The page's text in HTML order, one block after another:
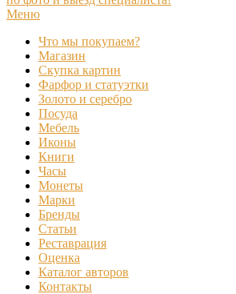
Меню
Что мы покупаем?
Магазин
Скупка картин
Фарфор и статуэтки
Золото и серебро
Посуда
Мебель
Иконы
Книги
Часы
Монеты
Марки
Бренды
Статьи
Реставрация
Оценка
Каталог авторов
Контакты